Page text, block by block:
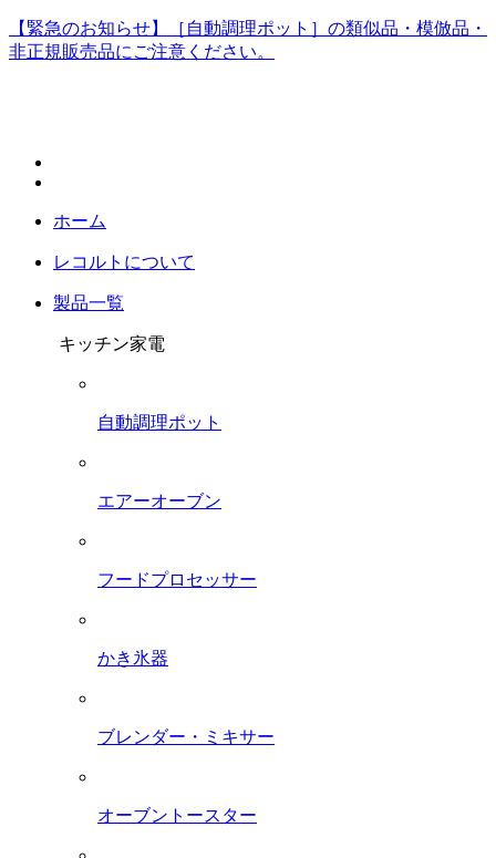
【緊急のお知らせ】［自動調理ポット］の類似品・模倣品・
非正規販売品にご注意ください。
ホーム
レコルトについて
製品一覧
キッチン家電
自動調理ポット
エアーオーブン
フードプロセッサー
かき氷器
ブレンダー・ミキサー
オーブントースター